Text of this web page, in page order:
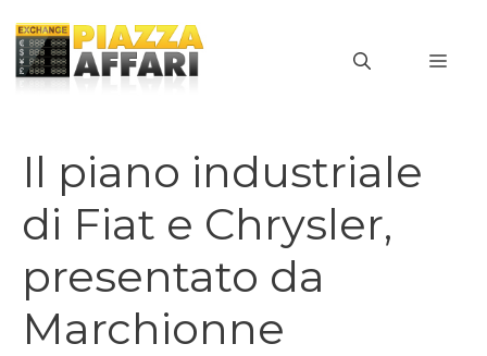
contenuto
Il piano industriale
di Fiat e Chrysler,
presentato da
Marchionne